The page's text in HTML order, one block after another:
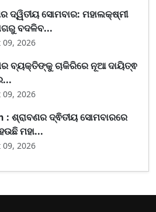
ଦ୍ୱିତୀୟ ସୋମବାର: ମହାଲକ୍ଷ୍ମୀ
ବଦଳିବ...
2026
ବ୍ୟକ୍ତିଙ୍କୁ ଚାକିରିରେ ନୂଆ ଦାୟିତ୍ଵ
2026
: ଶ୍ରାବଣର ଦ୍ଵିତୀୟ ସୋମବାରରେ
ମହା...
2026